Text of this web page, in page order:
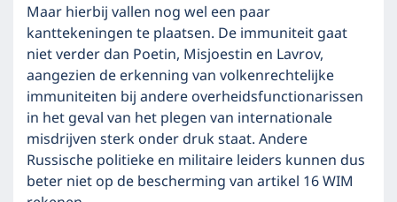
Maar hierbij vallen nog wel een paar
kanttekeningen te plaatsen. De immuniteit gaat
niet verder dan Poetin, Misjoestin en Lavrov,
aangezien de erkenning van volkenrechtelijke
immuniteiten bij andere overheidsfunctionarissen
in het geval van het plegen van internationale
misdrijven sterk onder druk staat. Andere
Russische politieke en militaire leiders kunnen dus
beter niet op de bescherming van artikel 16 WIM